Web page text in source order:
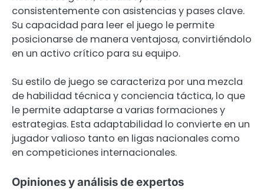
consistentemente con asistencias y pases clave.
Su capacidad para leer el juego le permite
posicionarse de manera ventajosa, convirtiéndolo
en un activo crítico para su equipo.
Su estilo de juego se caracteriza por una mezcla
de habilidad técnica y conciencia táctica, lo que
le permite adaptarse a varias formaciones y
estrategias. Esta adaptabilidad lo convierte en un
jugador valioso tanto en ligas nacionales como
en competiciones internacionales.
Opiniones y análisis de expertos